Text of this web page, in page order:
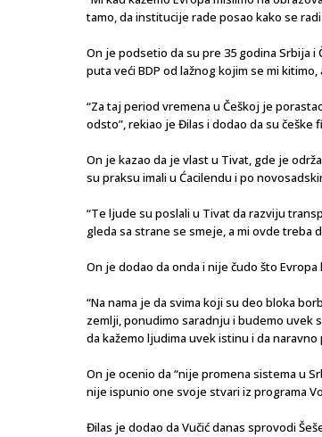
tamo, da institucije rade posao kako se
On je podsetio da su pre 35 godina Srbija i
puta veći BDP od lažnog kojim se mi
“Za taj period vremena u Češkoj je
odsto”, rekiao je Đilas i dodao da su
On je kazao da je vlast u Tivat, gde je
su praksu imali u Ćacilendu i po
“Te ljude su poslali u Tivat da razviju
gleda sa strane se smeje, a mi ovde treba
On je dodao da onda i nije čudo što
“Na nama je da svima koji su deo bloka
zemlji, ponudimo saradnju i budemo uvek
da kažemo ljudima uvek istinu i da
On je ocenio da “nije promena sistema u
nije ispunio one svoje stvari iz programa
Đilas je dodao da Vučić danas sprovodi